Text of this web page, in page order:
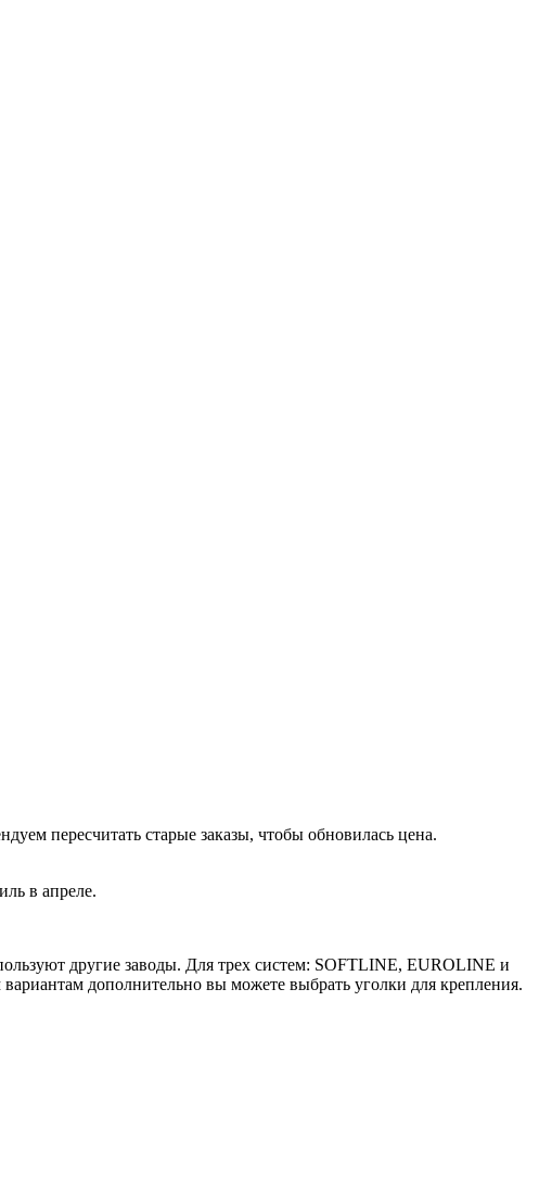
пересчитать старые заказы, чтобы обновилась цена.
в апреле.
другие заводы. Для трех систем: SOFTLINE, EUROLINE и
дополнительно вы можете выбрать уголки для крепления.